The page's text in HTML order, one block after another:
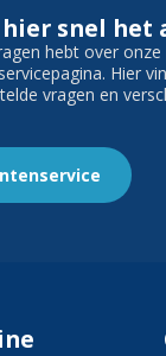
snel het
hebt over
Hier
vragen en